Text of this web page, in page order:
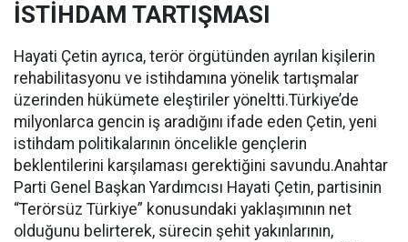
İSTİHDAM TARTIŞMASI
Hayati Çetin ayrıca, terör örgütünden ayrılan kişilerin
rehabilitasyonu ve istihdamına yönelik tartışmalar
üzerinden hükümete eleştiriler yöneltti.Türkiye’de
milyonlarca gencin iş aradığını ifade eden Çetin, yeni
istihdam politikalarının öncelikle gençlerin
beklentilerini karşılaması gerektiğini savundu.Anahtar
Parti Genel Başkan Yardımcısı Hayati Çetin, partisinin
“Terörsüz Türkiye” konusundaki yaklaşımının net
olduğunu belirterek, sürecin şehit yakınlarının,